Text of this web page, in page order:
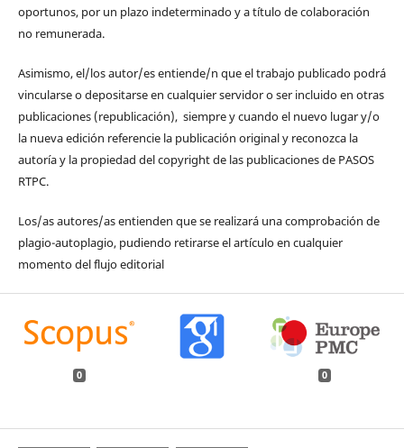
oportunos, por un plazo indeterminado y a título de colaboración
no remunerada.
Asimismo, el/los autor/es entiende/n que el trabajo publicado podrá
vincularse o depositarse en cualquier servidor o ser incluido en otras
publicaciones (republicación), siempre y cuando el nuevo lugar y/o
la nueva edición referencie la publicación original y reconozca la
autoría y la propiedad del copyright de las publicaciones de PASOS
RTPC.
Los/as autores/as entienden que se realizará una comprobación de
plagio-autoplagio, pudiendo retirarse el artículo en cualquier
momento del flujo editorial
0 0